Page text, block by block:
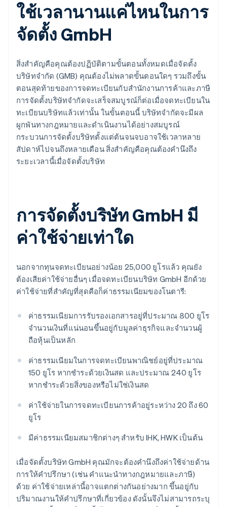
ใช้เวลานานแค่ไหนในการ
จัดตั้ง GmbH
สิ่งสำคัญคือคุณต้องปฏิบัติตามขั้นตอนทั้งหมดเมื่อจัดตั้ง
บริษัทจำกัด (GMB) คุณต้องไม่พลาดขั้นตอนใดๆ รวมถึงขั้น
ตอนสุดท้ายของการจดทะเบียนกับสำนักงานการค้าและภาษี
การจัดตั้งบริษัทจำกัดจะเสร็จสมบูรณ์ก็ต่อเมื่อจดทะเบียนใน
ทะเบียนบริษัทแล้วเท่านั้น ในขั้นตอนนี้ บริษัทจำกัดจะมีผล
ผูกพันทางกฎหมายและดำเนินงานได้อย่างสมบูรณ์
กระบวนการจัดตั้งบริษัทตั้งแต่ต้นจนจบอาจใช้เวลาหลาย
สัปดาห์ไปจนถึงหลายเดือน สิ่งสำคัญคือคุณต้องคำนึงถึง
ระยะเวลานี้เมื่อจัดตั้งบริษัท
การจัดตั้งบริษัท GmbH มี
ค่าใช้จ่ายเท่าใด
นอกจากทุนจดทะเบียนอย่างน้อย 25,000 ยูโรแล้ว คุณยัง
ต้องเสียค่าใช้จ่ายอื่นๆ เมื่อจดทะเบียนบริษัท GmbH อีกด้วย
ค่าใช้จ่ายที่สำคัญที่สุดคือก็ค่าธรรมเนียมของโนตารี:
ค่าธรรมเนียมการรับรองเอกสารอยู่ที่ประมาณ 800 ยูโร
จำนวนเงินที่แน่นอนขึ้นอยู่กับมูลค่าธุรกิจและจำนวนผู้
ถือหุ้นเป็นหลัก
ค่าธรรมเนียมในการจดทะเบียนพาณิชย์อยู่ที่ประมาณ
150 ยูโร หากชำระด้วยเงินสด และประมาณ 240 ยูโร
หากชำระด้วยสิ่งของหรือไม่ใช่เงินสด
ค่าใช้จ่ายในการจดทะเบียนการค้าอยู่ระหว่าง 20 ถึง 60
ยูโร
มีค่าธรรมเนียมสมาชิกต่างๆ สำหรับ IHK, HWK เป็นต้น
เมื่อจัดตั้งบริษัท GmbH คุณมักจะต้องคำนึงถึงค่าใช้จ่ายด้าน
การให้คำปรึกษา (เช่น คำแนะนำทางกฎหมายและภาษี)
ด้วย ค่าใช้จ่ายเหล่านี้อาจแตกต่างกันอย่างมาก ขึ้นอยู่กับ
ปริมาณงานให้คำปรึกษาที่เกี่ยวข้อง ดังนั้นจึงไม่สามารถระบุ